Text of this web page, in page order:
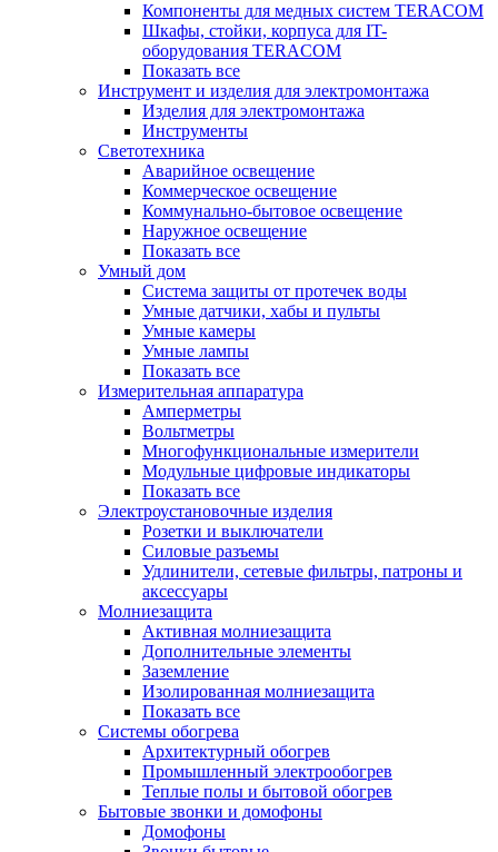
Компоненты для медных систем TERACOM
Шкафы, стойки, корпуса для IT-
оборудования TERACOM
Показать все
Инструмент и изделия для электромонтажа
Изделия для электромонтажа
Инструменты
Светотехника
Аварийное освещение
Коммерческое освещение
Коммунально-бытовое освещение
Наружное освещение
Показать все
Умный дом
Система защиты от протечек воды
Умные датчики, хабы и пульты
Умные камеры
Умные лампы
Показать все
Измерительная аппаратура
Амперметры
Вольтметры
Многофункциональные измерители
Модульные цифровые индикаторы
Показать все
Электроустановочные изделия
Розетки и выключатели
Силовые разъемы
Удлинители, сетевые фильтры, патроны и
аксессуары
Молниезащита
Активная молниезащита
Дополнительные элементы
Заземление
Изолированная молниезащита
Показать все
Системы обогрева
Архитектурный обогрев
Промышленный электрообогрев
Теплые полы и бытовой обогрев
Бытовые звонки и домофоны
Домофоны